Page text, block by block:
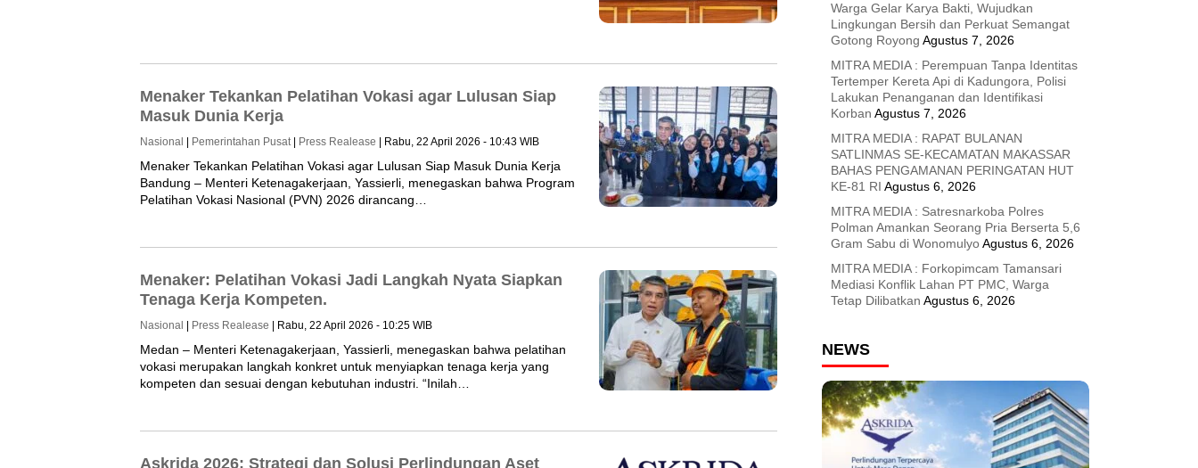
Menaker Tekankan Pelatihan Vokasi agar Lulusan Siap
Masuk Dunia Kerja
Nasional Pemerintahan Pusat| Press Realease | Rabu, 22 April 2026 - 10:43 WIB
Menaker Tekankan Pelatihan Vokasi agar Lulusan Siap Masuk Dunia Kerja
Bandung – Menteri Ketenagakerjaan, Yassierli, menegaskan bahwa Program
Pelatihan Vokasi Nasional (PVN) 2026 dirancang…
Menaker: Pelatihan Vokasi Jadi Langkah Nyata Siapkan
Tenaga Kerja Kompeten.
Nasional Press Realease | Rabu, 22 April 2026 - 10:25 WIB
Medan – Menteri Ketenagakerjaan, Yassierli, menegaskan bahwa pelatihan
vokasi merupakan langkah konkret untuk menyiapkan tenaga kerja yang
kompeten dan sesuai dengan kebutuhan industri. “Inilah…
Askrida 2026: Strategi dan Solusi Perlindungan Aset
Warga Gelar Karya Bakti, Wujudkan
Lingkungan Bersih dan Perkuat Semangat
Gotong Royong Agustus 7, 2026
MITRA MEDIA : Perempuan Tanpa Identitas
Tertemper Kereta Api di Kadungora, Polisi
Lakukan Penanganan dan Identifikasi
Korban Agustus 7, 2026
MITRA MEDIA : RAPAT BULANAN
SATLINMAS SE-KECAMATAN MAKASSAR
BAHAS PENGAMANAN PERINGATAN HUT
KE-81 RI Agustus 6, 2026
MITRA MEDIA : Satresnarkoba Polres
Polman Amankan Seorang Pria Berserta 5,6
Gram Sabu di WonomulyoAgustus 6, 2026
MITRA MEDIA : Forkopimcam Tamansari
Mediasi Konflik Lahan PT PMC, Warga
Tetap Dilibatkan Agustus 6, 2026
NEWS